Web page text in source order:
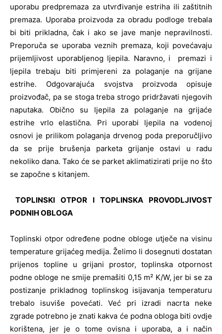
uporabu predpremaza za utvrđivanje estriha ili zaštitnih
premaza. Uporaba proizvoda za obradu podloge trebala
bi biti prikladna, čak i ako se jave manje nepravilnosti.
Preporuča se uporaba veznih premaza, koji povećavaju
prijemljivost uporabljenog ljepila. Naravno, i premazi i
ljepila trebaju biti primjereni za polaganje na grijane
estrihe. Odgovarajuća svojstva proizvoda opisuje
proizvođač, pa se stoga treba strogo pridržavati njegovih
naputaka. Obično su ljepila za polaganje na grijaće
estrihe vrlo elastična. Pri uporabi ljepila na vodenoj
osnovi je prilikom polaganja drvenog poda preporučljivo
da se prije brušenja parketa grijanje ostavi u radu
nekoliko dana. Tako će se parket aklimatizirati prije no što
se započne s kitanjem.
TOPLINSKI OTPOR I TOPLINSKA PROVODLJIVOST
PODNIH OBLOGA
Toplinski otpor određene podne obloge utječe na visinu
temperature grijaćeg medija. Želimo li dosegnuti dostatan
prijenos topline u grijani prostor, toplinska otpornost
podne obloge ne smije premašiti 0,15 m² K/W, jer bi se za
postizanje prikladnog toplinskog isijavanja temperaturu
trebalo isuviše povećati. Već pri izradi nacrta neke
zgrade potrebno je znati kakva će podna obloga biti ovdje
korištena, jer je o tome ovisna i uporaba, a i način